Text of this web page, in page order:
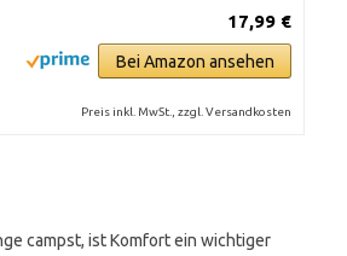
17,99 €
Bei Amazon ansehen
Preis inkl. MwSt., zzgl. Versandkosten
campst, ist Komfort ein wichtiger